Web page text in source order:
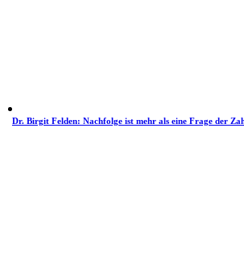
Dr. Birgit Felden: Nachfolge ist mehr als eine Frage der